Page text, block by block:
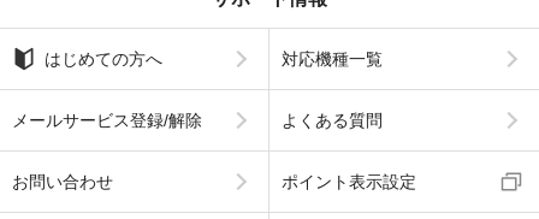
はじめての方へ 対応機種一覧
メールサービス登録/解除 よくある質問
お問い合わせ ポイント表示設定